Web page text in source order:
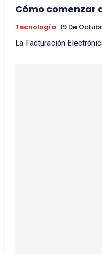
Cómo comenzar
Tecnología 19 De
La Facturación